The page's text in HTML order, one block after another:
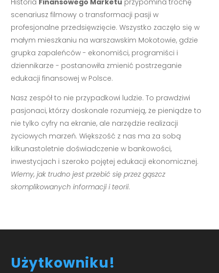
scenariusz filmowy o transformacji pasji w
profesjonalne przedsięwzięcie. Wszystko zaczęło się w
małym mieszkaniu na warszawskim Mokotowie, gdzie
grupka zapaleńców - ekonomiści, programiści i
dziennikarze - postanowiła zmienić postrzeganie
edukacji finansowej w Polsce.
Nasz zespół to nie przypadkowi ludzie. To prawdziwi
pasjonaci, którzy doskonale rozumieją, że pieniądze to
nie tylko cyfry na ekranie, ale narzędzie realizacji
życiowych marzeń. Większość z nas ma za sobą
kilkunastoletnie doświadczenie w bankowości,
inwestycjach i szeroko pojętej edukacji ekonomicznej.
Wiemy, jak trudno jest przebić się przez gąszcz
skomplikowanych informacji i teorii.
Użytkowniku!